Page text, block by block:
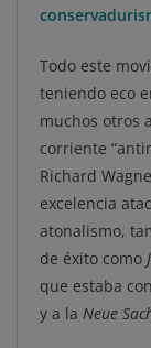
Todo este
teniendo eco
muchos otros
corriente
Richard
excelencia
atonalismo,
de éxito como
que estaba
y a la Neue